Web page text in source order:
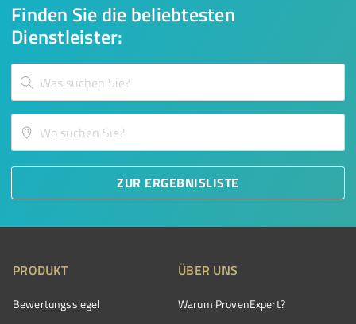
Finden Sie die beliebtesten
Dienstleister:
ZUR ERGEBNISLISTE
PRODUKT
Bewertungssiegel
ÜBER UNS
Warum ProvenExpert?